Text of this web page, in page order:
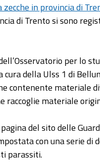
in provincia di
di Trento si sono
per lo
cura della Ulss 1 di
contenente materiale
raccoglie materiale
del sito delle
con una serie
parassiti.